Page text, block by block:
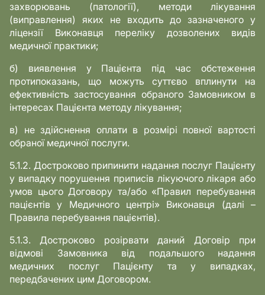
захворювань (патології), методи лікування
(виправлення) яких не входить до зазначеного у
ліцензії Виконавця переліку дозволених видів
медичної практики;
б) виявлення у Пацієнта під час обстеження
протипоказань, що можуть суттєво вплинути на
ефективність застосування обраного Замовником в
інтересах Пацієнта методу лікування;
в) не здійснення оплати в розмірі повної вартості
обраної медичної послуги.
5.1.2. Достроково припинити надання послуг Пацієнту
у випадку порушення приписів лікуючого лікаря або
умов цього Договору та/або «Правил перебування
пацієнтів у Медичного центрі» Виконавця (далі –
Правила перебування пацієнтів).
5.1.3. Достроково розірвати даний Договір при
відмові Замовника від подальшого надання
медичних послуг Пацієнту та у випадках,
передбачених цим Договором.